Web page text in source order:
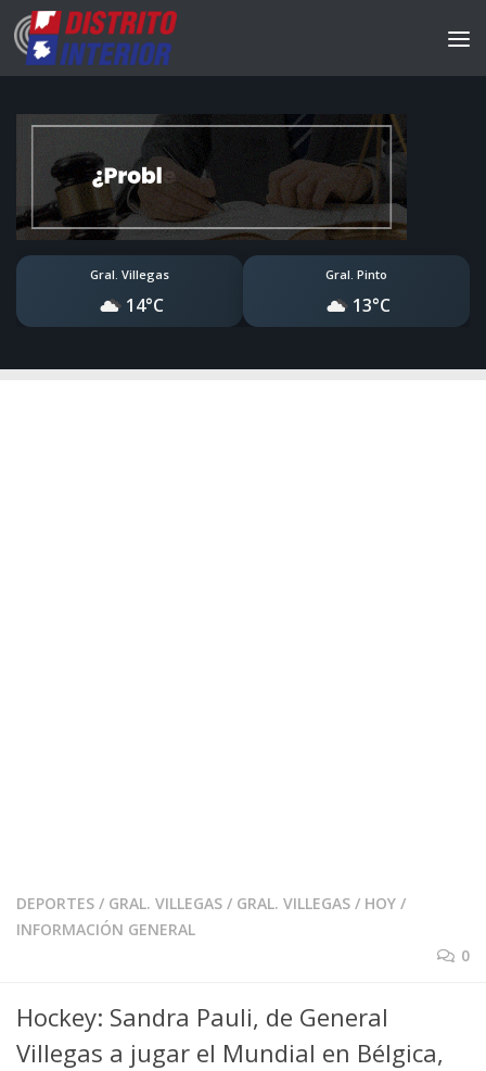
Gral. Villegas
14°C
Gral. Pinto
13°C
DEPORTES / GRAL. VILLEGAS / GRAL. VILLEGAS / HOY /
INFORMACIÓN GENERAL
0
Hockey: Sandra Pauli, de General
Villegas a jugar el Mundial en Bélgica,